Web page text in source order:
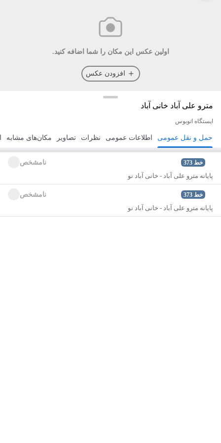
اولین عکس این مکان را شما اضافه کنید.
افزودن عکس
مترو علی آباد خانی آباد
ایستگاه اتوبوس
مسیریابی ذخیره ارسال حمل و نقل عمومی اطلاعات عمومی نظرات تصاویر مکان‌های مشابه
خط 373
نامشخص
پایانه مترو علی آباد - خانی آباد نو
خط 373
نامشخص
پایانه مترو علی آباد - خانی آباد نو